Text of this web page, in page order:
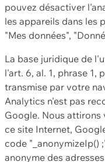
pouvez désactiver
les appareils dans les
"Mes données",
La base juridique de
l'art. 6, al. 1, phrase 1,
transmise par votre
Analytics n'est pas
Google. Nous
ce site Internet,
code "_anonymizeIp()
anonyme des